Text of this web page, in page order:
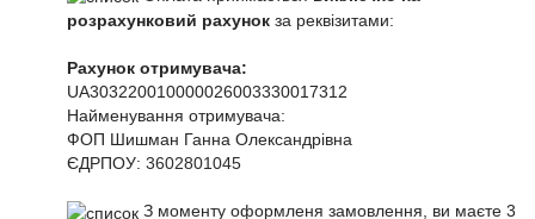
розрахунковий рахунок за реквізитами:
Рахунок отримувача:
UA303220010000026003330017312
Найменування отримувача:
ФОП Шишман Ганна Олександрівна
ЄДРПОУ: 3602801045
З моменту оформленя замовлення, ви маєте 3